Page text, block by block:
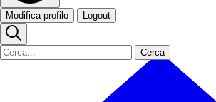
Modifica profilo Logout
Cerca